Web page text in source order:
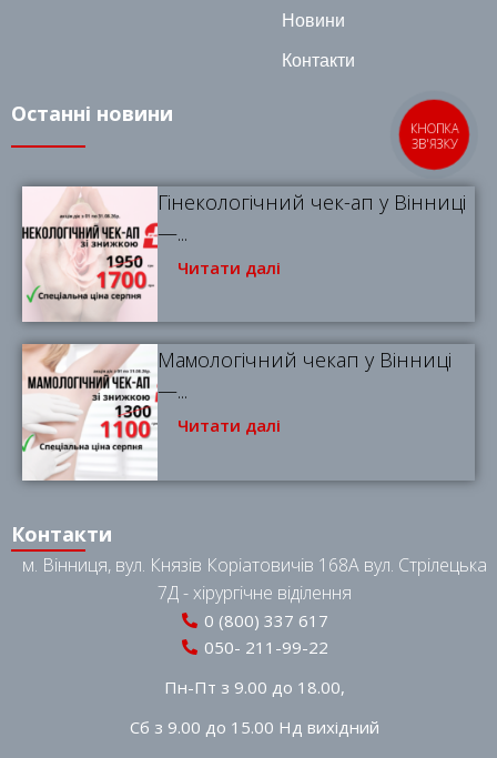
Новини
Контакти
Останні новини
Гінекологічний чек-ап у Вінниці
—...
Читати далі
Мамологічний чекап у Вінниці
—...
Читати далі
Контакти
м. Вінниця, вул. Князів Коріатовичів 168A вул. Стрілецька
7Д - хірургічне віділення
0 (800) 337 617
050- 211-99-22
Пн-Пт з 9.00 до 18.00,
Сб з 9.00 до 15.00 Нд вихідний
КНОПКА
ЗВ'ЯЗКУ